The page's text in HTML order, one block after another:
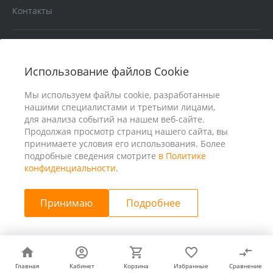
Использование файлов Cookie
Мы используем файлы cookie, разработанные
нашими специалистами и третьими лицами,
для анализа событий на нашем веб-сайте.
Продолжая просмотр страниц нашего сайта, вы
принимаете условия его использования. Более
подробные сведения смотрите в Политике
конфиденциальности.
Принимаю Подробнее
Главная Кабинет Корзина Избранные Сравнение
Главная Кабинет Корзина Избранные Сравнение
Контакты
© 2026 ООО «25 Киловатт» ИНН 4401188290, Все права
защищены